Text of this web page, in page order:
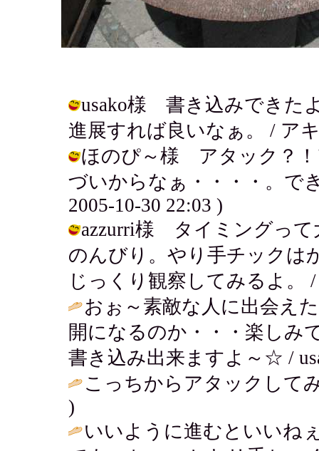
usako様 書き込みできた
進展すれば良いなぁ。 / ア
ほのぴ～様 アタック？！
づいからなぁ・・・・。で
2005-10-30 22:03 )
azzurri様 タイミングって
のんびり。やり手チックは
じっくり観察してみるよ。
おぉ～素敵な人に出会え
開になるのか・・・楽しみ
書き込み出来ますよ～☆ /
こっちからアタックして
)
いいように進むといいね